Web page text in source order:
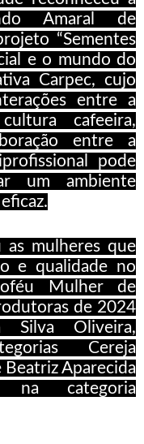
Amaral de
“Sementes
e o mundo do
Carpec, cujo
entre a
cafeeira,
entre a
pode
um ambiente
mulheres que
e qualidade no
Mulher de
de 2024
Silva Oliveira,
Cereja
Beatriz Aparecida
na categoria